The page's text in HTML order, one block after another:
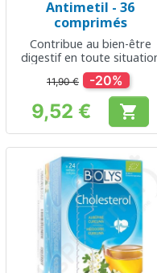
Antimetil - 36
comprimés
Contribue au bien-être
digestif en toute
11,90 € -20%
Prix
9,52 € 